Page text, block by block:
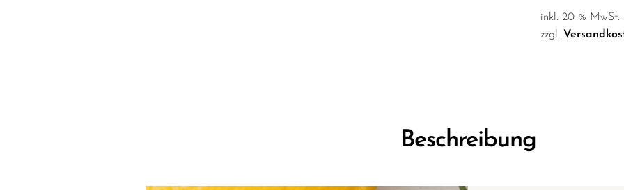
inkl. 20 % MwSt.
zzgl.
Beschreibung